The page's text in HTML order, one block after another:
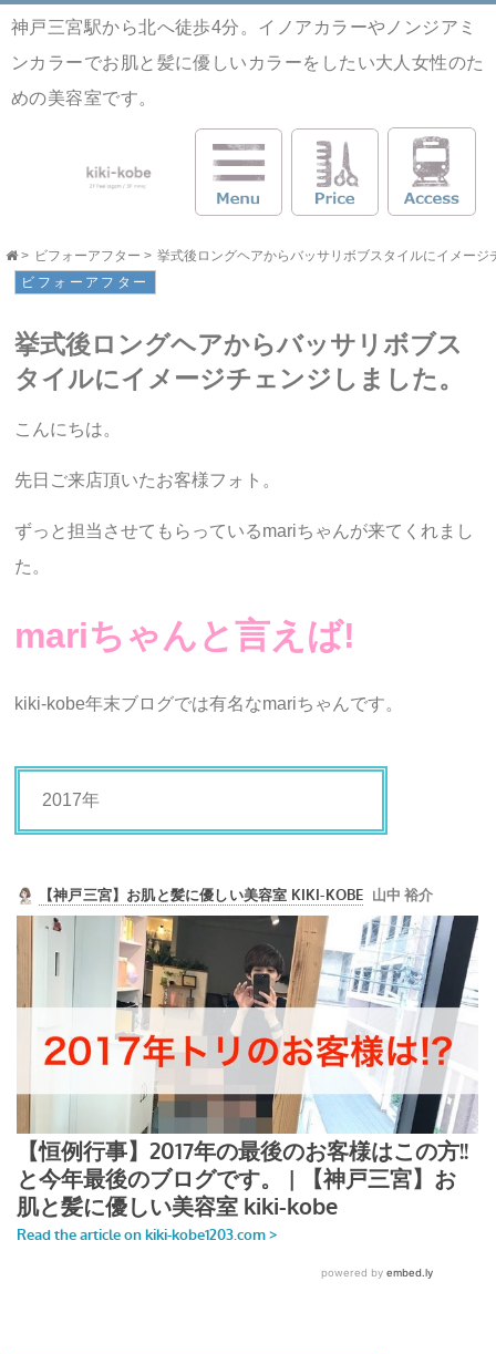
神戸三宮駅から北へ徒歩4分。イノアカラーやノンジアミ
ンカラーでお肌と髪に優しいカラーをしたい大人女性のた
めの美容室です。
> ビフォーアフター > 挙式後ロングヘアからバッサリボブスタイルにイメー
ビフォーアフター
挙式後ロングヘアからバッサリボブス
タイルにイメージチェンジしました。
こんにちは。
先日ご来店頂いたお客様フォト。
ずっと担当させてもらっているmariちゃんが来てくれまし
た。
mariちゃんと言えば!
kiki-kobe年末ブログでは有名なmariちゃんです。
2017年